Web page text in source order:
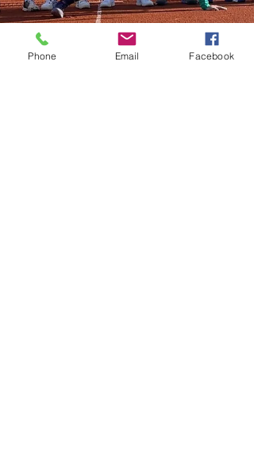
Phone Email Facebook